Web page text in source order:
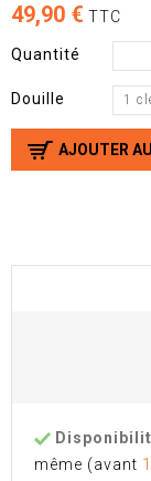
49,90 € TTC
Quantité
Douille 1
AJOUTER
même (avant